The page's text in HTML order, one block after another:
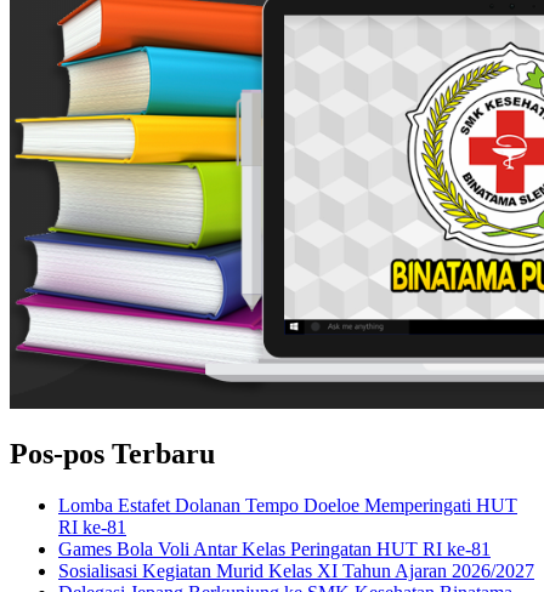
Pos-pos Terbaru
Lomba Estafet Dolanan Tempo Doeloe Memperingati HUT
RI ke-81
Games Bola Voli Antar Kelas Peringatan HUT RI ke-81
Sosialisasi Kegiatan Murid Kelas XI Tahun Ajaran 2026/2027